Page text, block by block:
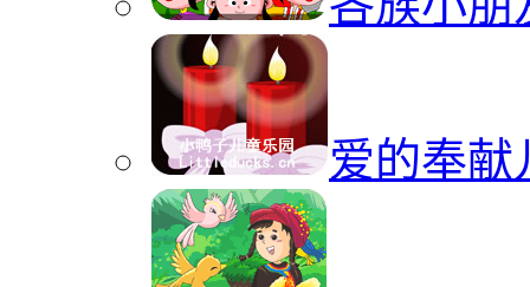
爱的奉献